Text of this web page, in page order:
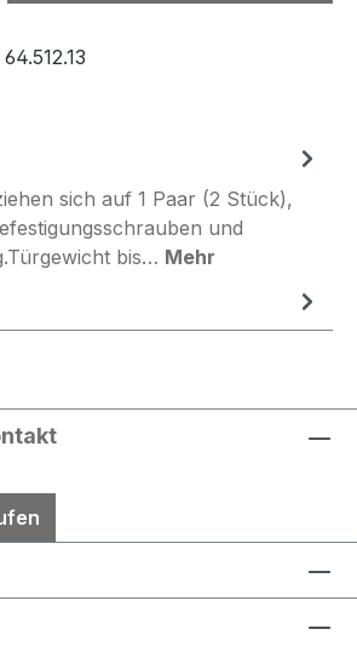
64.512.13
sich auf 1 Paar (2 Stück),
und
bis… Mehr